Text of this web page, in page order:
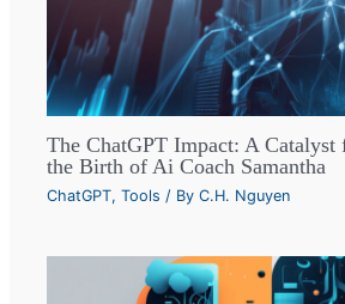
The ChatGPT Impact: A Catalyst
the Birth of Ai Coach Samantha
ChatGPT,Tools / ByC.H. Nguyen